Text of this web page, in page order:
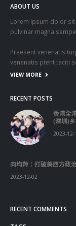
ABOUT US
Lorem ipsum dolor sit
pulvinar magna
Praesent venenatis
venenatis ptent taciti
VIEW MORE
RECENT POSTS
香港全
(深圳)
2023-12-
向均羚：打破美西方政
2023-12-02
RECENT COMMENTS